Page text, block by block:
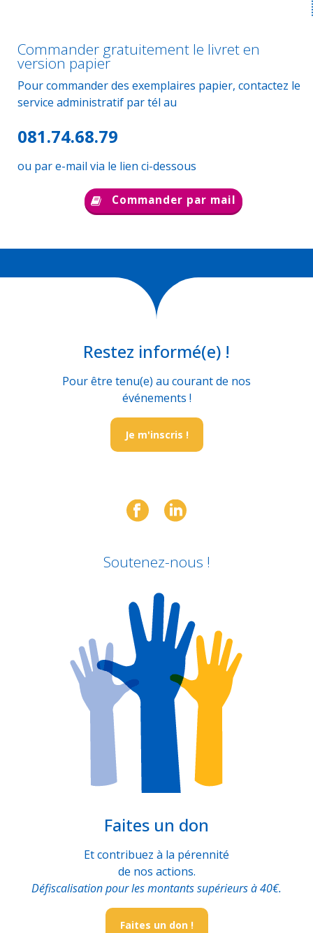
Commander gratuitement le livret en
version papier
Pour commander des exemplaires papier, contactez le
service administratif par tél au
081.74.68.79
ou par e-mail via le lien ci-dessous
Commander par mail
Restez informé(e) !
Pour être tenu(e) au courant de nos
événements !
Je m'inscris !
Soutenez-nous !
Faites un don
Et contribuez à la pérennité
de nos actions.
Défiscalisation pour les montants supérieurs à 40€.
Faites un don !